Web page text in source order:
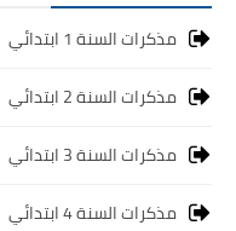
مذكرات السنة 1 ابتدائي
مذكرات السنة 2 ابتدائي
مذكرات السنة 3 ابتدائي
مذكرات السنة 4 ابتدائي